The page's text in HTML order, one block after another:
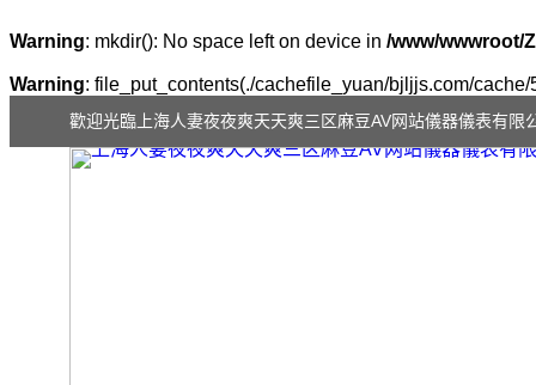
Warning: mkdir(): No space left on device in /www/wwwroot/
Warning: file_put_contents(./cachefile_yuan/bjljjs.com/
歡迎光臨上海人妻夜夜爽天天爽三区麻豆AV网站儀器儀表有限